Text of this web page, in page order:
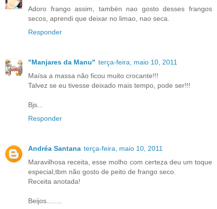
Adoro frango assim, tambén nao gosto desses frangos
secos, aprendi que deixar no limao, nao seca.
Responder
"Manjares da Manu" terça-feira, maio 10, 2011
Maísa a massa não ficou muito crocante!!!
Talvez se eu tivesse deixado mais tempo, pode ser!!!
Bjs...
Responder
Andréa Santana terça-feira, maio 10, 2011
Maravilhosa receita, esse molho com certeza deu um toque
especial,tbm não gosto de peito de frango seco.
Receita anotada!
Beijos........